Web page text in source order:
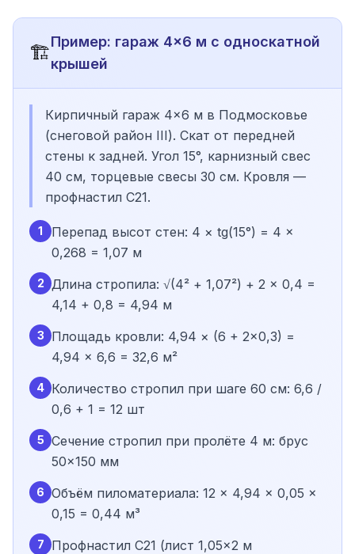
🏗️Пример: гараж 4×6 м с односкатной
крышей
Кирпичный гараж 4×6 м в Подмосковье
(снеговой район III). Скат от передней
стены к задней. Угол 15°, карнизный свес
40 см, торцевые свесы 30 см. Кровля —
профнастил С21.
1
Перепад высот стен: 4 × tg(15°) = 4 ×
0,268 = 1,07 м
2
Длина стропила: √(4² + 1,07²) + 2 × 0,4 =
4,14 + 0,8 = 4,94 м
3
Площадь кровли: 4,94 × (6 + 2×0,3) =
4,94 × 6,6 = 32,6 м²
4 Количество стропил при шаге 60 см: 6,6 /
0,6 + 1 = 12 шт
5 Сечение стропил при пролёте 4 м: брус
50×150 мм
6 Объём пиломатериала: 12 × 4,94 × 0,05 ×
0,15 = 0,44 м³
7
Профнастил С21 (лист 1,05×2 м